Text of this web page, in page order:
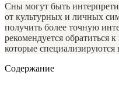
Сны могут быть
от культурных и личных
получить более точную
рекомендуется обратиться
которые специализируются
Содержание